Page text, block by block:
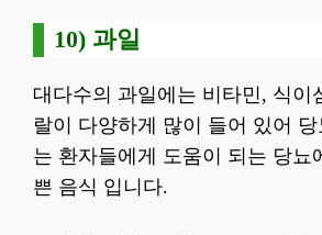
10) 과일
대다수의 과일에는 비타민, 식이
랄이 다양하게 많이 들어 있어
는 환자들에게 도움이 되는 당뇨
쁜 음식 입니다.